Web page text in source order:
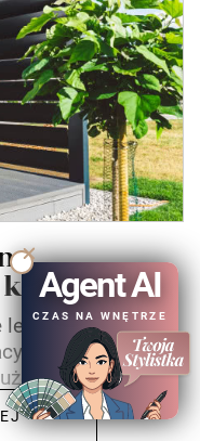
jadalnią,
przestrzenią do
salonu.
pogoda zaczyna
Agent AI
CZAS NA WNĘTRZE